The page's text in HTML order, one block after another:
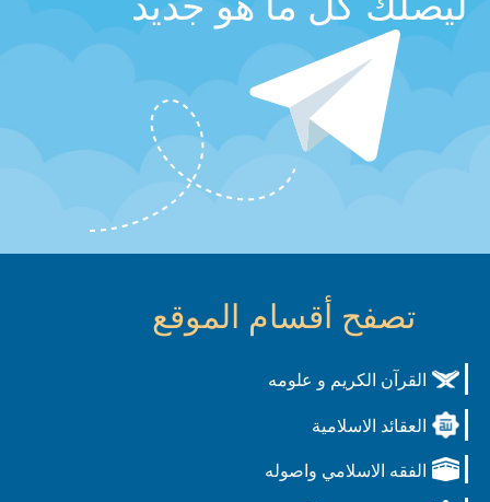
تصفح أقسام الموقع
القرآن الكريم و علومه
العقائد الاسلامية
الفقه الاسلامي واصوله